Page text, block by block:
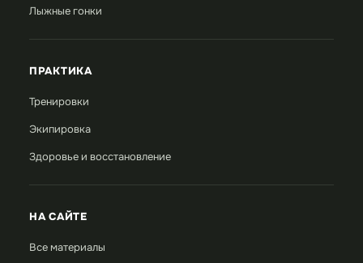
Лыжные гонки
ПРАКТИКА
Тренировки
Экипировка
Здоровье и восстановление
НА САЙТЕ
Все материалы